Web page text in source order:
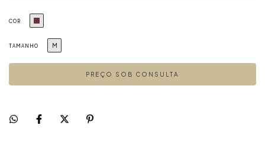
COR
TAMANHO M